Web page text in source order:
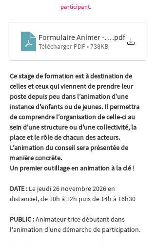
participant.
Formulaire Animer - 26-11-26
.pdf
Télécharger PDF • 738KB
Ce stage de formation est à destination de
celles et ceux qui viennent de prendre leur
poste depuis peu dans l’animation d’une
instance d’enfants ou de jeunes. Il permettra
de comprendre l’organisation de celle-ci au
sein d'une structure ou d'une collectivité, la
place et le rôle de chacun des acteurs.
L’animation du conseil sera présentée de
manière concrète.
Un premier outillage en animation à la clé !
DATE : Le jeudi 26 novembre 2026 en
distanciel, de 10h à 12h puis de 14h à 16h30
PUBLIC : Animateur·trice débutant dans
l'animation d'une démarche de participation.